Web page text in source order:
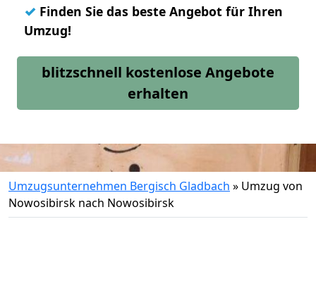
✓ Finden Sie das beste Angebot für Ihren
Umzug!
blitzschnell kostenlose Angebote
erhalten
Umzugsunternehmen Bergisch Gladbach » Umzug von
Nowosibirsk nach Nowosibirsk